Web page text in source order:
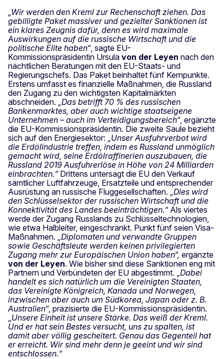
„Wir werden den Kreml zur Rechenschaft ziehen. Das
gebilligte Paket massiver und gezielter Sanktionen ist
ein klares Zeugnis dafür, denn es wird maximale
Auswirkungen auf die russische Wirtschaft und die
politische Elite haben“, sagte EU-
Kommissionspräsidentin Ursula von der Leyen nach den
nächtlichen Beratungen mit den EU-Staats- und
Regierungschefs. Das Paket beinhaltet fünf Kernpunkte.
Erstens umfasst es finanzielle Maßnahmen, die Russland
den Zugang zu den wichtigsten Kapitalmärkten
abschneiden. „Das betrifft 70 % des russischen
Bankenmarktes, aber auch wichtige staatseigene
Unternehmen – auch im Verteidigungsbereich“, ergänzte
die EU-Kommissionspräsidentin. Die zweite Säule bezieht
sich auf den Energiesektor:
„Unser Ausfuhrverbot wird
die Erdölindustrie treffen, indem es Russland unmöglich
gemacht wird, seine Erdölraffinerien auszubauen, die
Russland 2019 Ausfuhrerlöse in Höhe von 24 Milliarden
einbrachten.“ Drittens untersagt die EU den Verkauf
sämtlicher Luftfahrzeuge, Ersatzteile und entsprechender
Ausrüstung an russische Fluggesellschaften. „Dies wird
den Schlüsselsektor der russischen Wirtschaft und die
Konnektivität des Landes beeinträchtigen.“Als viertes
werde der Zugang Russlands zu Schlüsseltechnologien,
wie etwa Halbleiter, eingeschränkt. Punkt fünf seien Visa-
Maßnahmen. „Diplomaten und verwandte Gruppen
sowie Geschäftsleute werden keinen privilegierten
Zugang mehr zur Europäischen Union haben“, ergänzte
von der Leyen. Wie bisher sind diese Sanktionen eng mit
Partnern und Verbündeten der EU abgestimmt. „ Dabei
handelt es sich natürlich um die Vereinigten Staaten,
das Vereinigte Königreich, Kanada und Norwegen,
inzwischen aber auch um Südkorea, Japan oder z. B.
Australien“, präzisierte die EU-Kommissionspräsidentin.
Unsere Einheit ist unsere Stärke. Das weiß der Kreml.
Und er hat sein Bestes versucht, uns zu spalten, ist
damit aber völlig gescheitert. Genau das Gegenteil hat
er erreicht. Wir sind mehr denn je geeint und wir sind
entschlossen.“